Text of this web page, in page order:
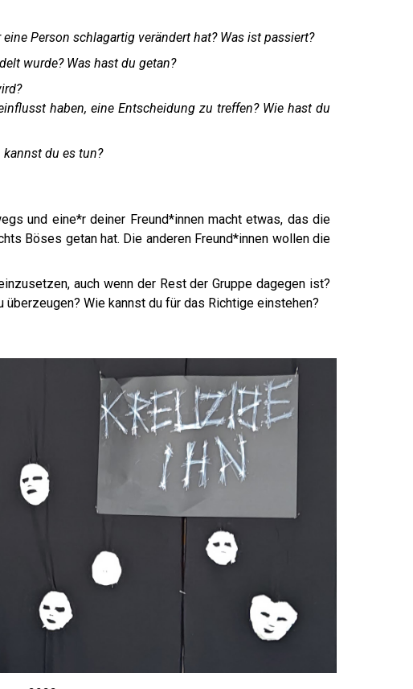
Person schlagartig verändert hat? Was ist passiert?
wurde? Was hast du getan?
haben, eine Entscheidung zu treffen? Wie hast du
kannst du es tun?
und eine*r deiner Freund*innen macht etwas, das die
Böses getan hat. Die anderen Freund*innen wollen die
auch wenn der Rest der Gruppe dagegen ist?
Wie kannst du für das Richtige einstehen?